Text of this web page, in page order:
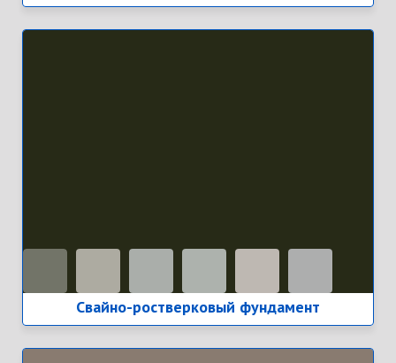
Свайно-ростверковый фундамент